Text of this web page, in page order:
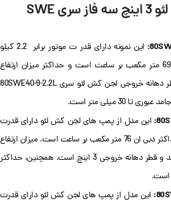
لئو 3 اینچ سه فاز سری SWE
این نمونه دارای قدر ت موتور برابر 2.2 کیلو
وات است. حداکثر جریان آن 69.5 متر مکعب بر ساعت است و حداکثر میزان ارتفاع
آبدهی آن تا 17 متر می باشد. قطر دهانه خروجی لجن کش لئو سری 80SWE40-9-2.2L
این مدل از پمپ های لجن کش لئو دارای قدرت
موتور با 1.5 کیلو وات است و حداکثر دبی ان 76 متر مکعب بر ساعت است. میزان ارتفاع
آبدهی آن حداکثر 21 متر می باشد و قطر دهانه خروجی 3 اینچ است. همچنین، حداکثر
این مدل از پمپ های لجن کش لئو دارای قدرت